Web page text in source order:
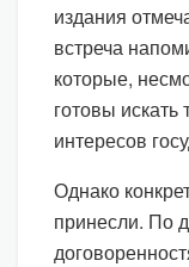
издания
встреча
которые,
готовы искать
интересов
Однако
принесли. По